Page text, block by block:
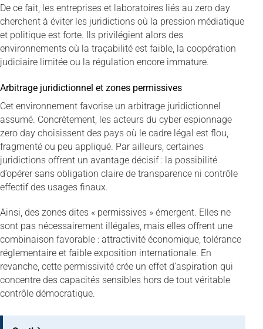
De ce fait, les entreprises et laboratoires liés au zero day
cherchent à éviter les juridictions où la pression médiatique
et politique est forte. Ils privilégient alors des
environnements où la traçabilité est faible, la coopération
judiciaire limitée ou la régulation encore immature.
Arbitrage juridictionnel et zones permissives
Cet environnement favorise un arbitrage juridictionnel
assumé. Concrètement, les acteurs du cyber espionnage
zero day choisissent des pays où le cadre légal est flou,
fragmenté ou peu appliqué. Par ailleurs, certaines
juridictions offrent un avantage décisif : la possibilité
d’opérer sans obligation claire de transparence ni contrôle
effectif des usages finaux.
Ainsi, des zones dites « permissives » émergent. Elles ne
sont pas nécessairement illégales, mais elles offrent une
combinaison favorable : attractivité économique, tolérance
réglementaire et faible exposition internationale. En
revanche, cette permissivité crée un effet d’aspiration qui
concentre des capacités sensibles hors de tout véritable
contrôle démocratique.